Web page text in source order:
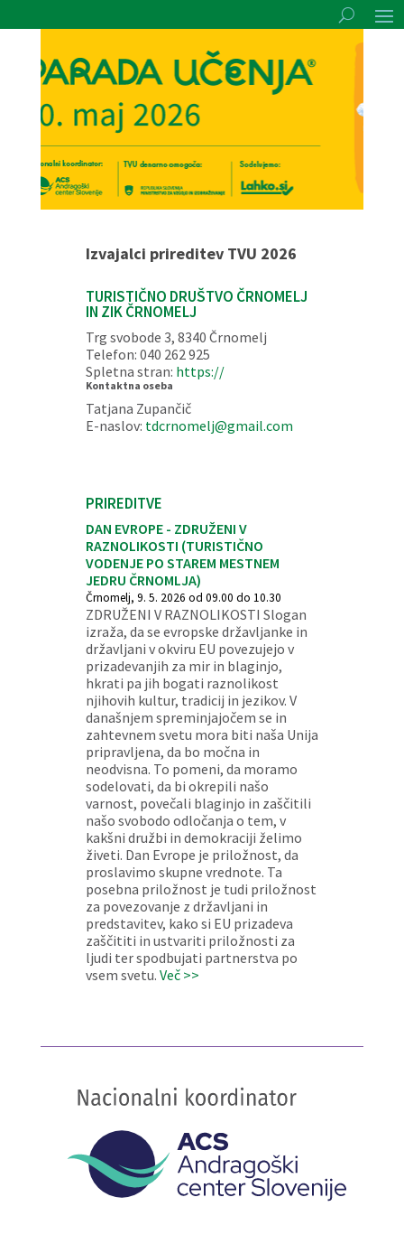
Izvajalci prireditev TVU 2026
TURISTIČNO DRUŠTVO ČRNOMELJ
IN ZIK ČRNOMELJ
Trg svobode 3, 8340 Črnomelj
Telefon: 040 262 925
Spletna stran: https://
Kontaktna oseba
Tatjana Zupančič
E-naslov: tdcrnomelj@gmail.com
PRIREDITVE
DAN EVROPE - ZDRUŽENI V
RAZNOLIKOSTI (TURISTIČNO
VODENJE PO STAREM MESTNEM
JEDRU ČRNOMLJA)
Črnomelj, 9. 5. 2026 od 09.00 do 10.30
ZDRUŽENI V RAZNOLIKOSTI Slogan
izraža, da se evropske državljanke in
državljani v okviru EU povezujejo v
prizadevanjih za mir in blaginjo,
hkrati pa jih bogati raznolikost
njihovih kultur, tradicij in jezikov. V
današnjem spreminjajočem se in
zahtevnem svetu mora biti naša Unija
pripravljena, da bo močna in
neodvisna. To pomeni, da moramo
sodelovati, da bi okrepili našo
varnost, povečali blaginjo in zaščitili
našo svobodo odločanja o tem, v
kakšni družbi in demokraciji želimo
živeti. Dan Evrope je priložnost, da
proslavimo skupne vrednote. Ta
posebna priložnost je tudi priložnost
za povezovanje z državljani in
predstavitev, kako si EU prizadeva
zaščititi in ustvariti priložnosti za
ljudi ter spodbujati partnerstva po
vsem svetu. Več >>